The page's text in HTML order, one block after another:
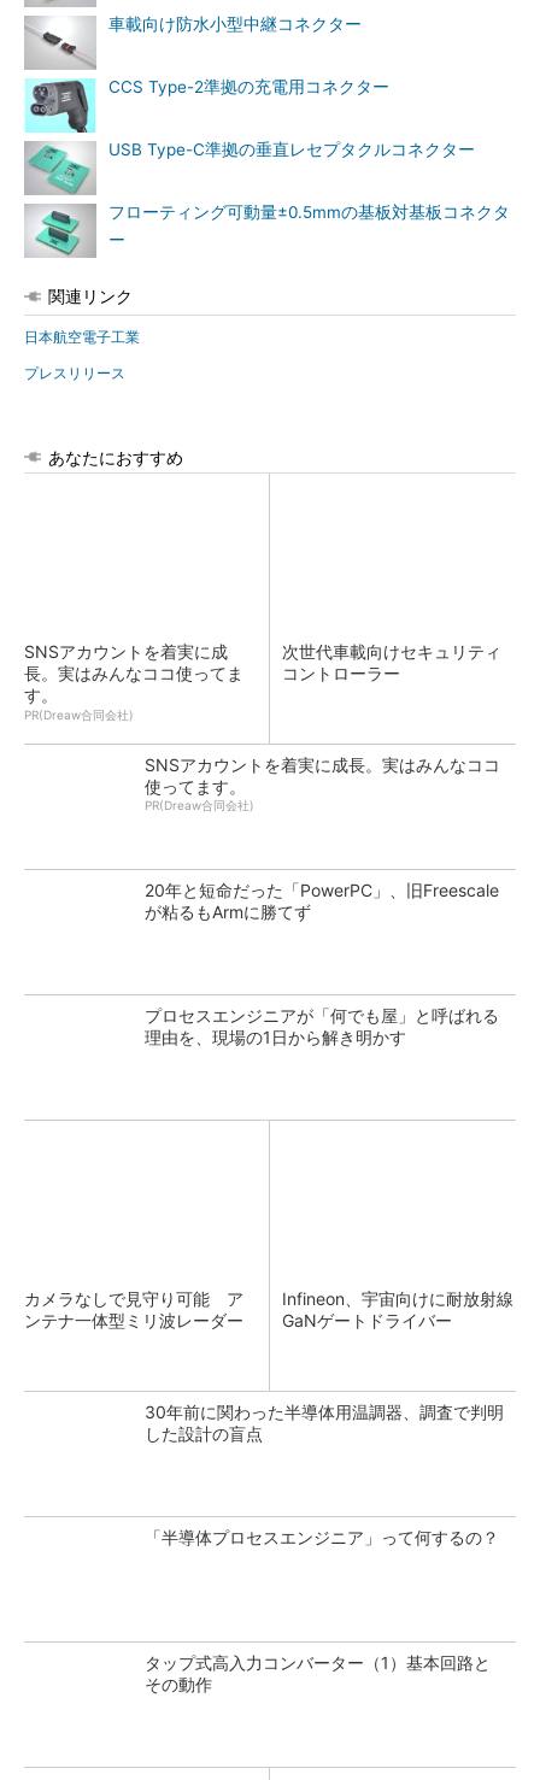
車載向け防水小型中継コネクター
CCS Type-2準拠の充電用コネクター
USB Type-C準拠の垂直レセプタクルコネクター
フローティング可動量±0.5mmの基板対基板コネクタ
ー
関連リンク
日本航空電子工業
プレスリリース
あなたにおすすめ
SNSアカウントを着実に成
長。実はみんなココ使ってま
す。
PR(Dreaw合同会社)
次世代車載向けセキュリティ
コントローラー
SNSアカウントを着実に成長。実はみんなココ
使ってます。
PR(Dreaw合同会社)
20年と短命だった「PowerPC」、旧Freescale
が粘るもArmに勝てず
プロセスエンジニアが「何でも屋」と呼ばれる
理由を、現場の1日から解き明かす
カメラなしで見守り可能 ア
ンテナ一体型ミリ波レーダー
Infineon、宇宙向けに耐放射線
GaNゲートドライバー
30年前に関わった半導体用温調器、調査で判明
した設計の盲点
「半導体プロセスエンジニア」って何するの？
タップ式高入力コンバーター（1）基本回路と
その動作